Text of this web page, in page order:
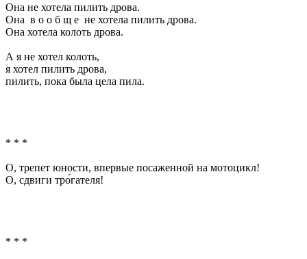
Она не хотела пилить дрова.
Она в о о б щ е не хотела пилить дрова.
Она хотела колоть дрова.
А я не хотел колоть,
я хотел пилить дрова,
пилить, пока была цела пила.
* * *
О, трепет юности, впервые посаженной на мотоцикл!
О, сдвиги тро́гателя!
* * *